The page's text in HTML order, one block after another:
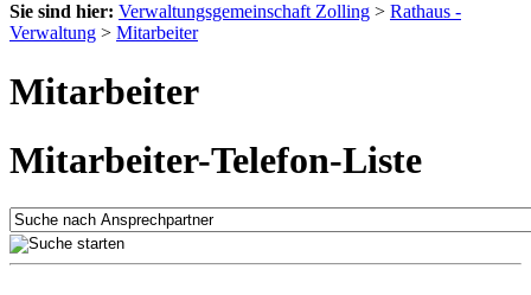
Sie sind hier: Verwaltungsgemeinschaft Zolling > Rathaus -
Verwaltung > Mitarbeiter
Mitarbeiter
Mitarbeiter-Telefon-Liste